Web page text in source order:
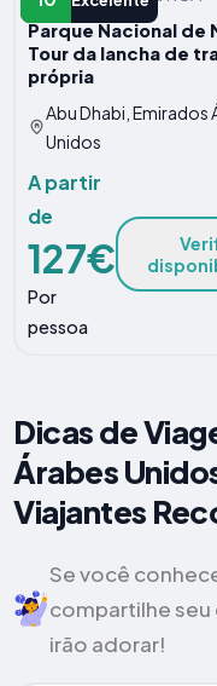
Parque Nacional de
Tour da lancha de
própria
Abu Dhabi, Emirados
Unidos
A partir
de
127€
Por
pessoa
Dicas de
Árabes
Viajantes
Se você
compartilhe
irão adorar!